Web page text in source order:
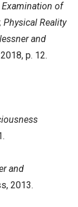
Examination of
Reality
and
p. 12.
and
2013.